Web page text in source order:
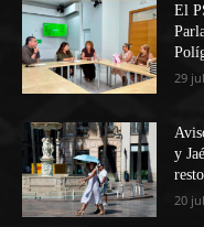
El
29
y
20